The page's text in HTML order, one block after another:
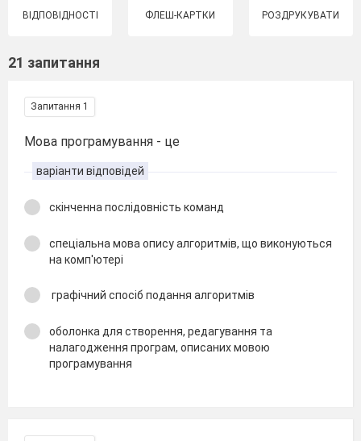
ВІДПОВІДНОСТІ ФЛЕШ-КАРТКИ РОЗДРУКУВАТИ
21 запитання
Запитання 1
Мова програмування - це
варіанти відповідей
скінченна послідовність команд
спеціальна мова опису алгоритмів, що виконуються
на комп'ютері
графічний спосіб подання алгоритмів
оболонка для створення, редагування та
налагодження програм, описаних мовою
програмування